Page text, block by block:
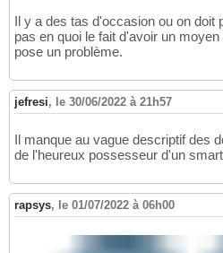
Il y a des tas d'occasion ou on doit
pas en quoi le fait d'avoir un
pose un problème.
jefresi, le 30/06/2022 à 21h57
Il manque au vague descriptif des
de l'heureux possesseur d'un
rapsys, le 01/07/2022 à 06h00